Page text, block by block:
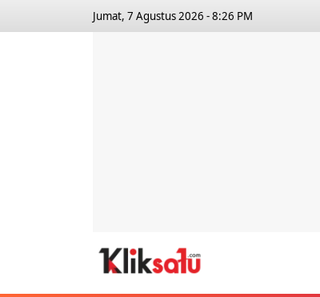
Jumat, 7 Agustus 2026 - 8:26 PM